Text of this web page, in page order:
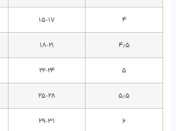
۴ ۱۵-۱۷
۴٫۵ ۱۸-۲۱
۵ ۲۲-۲۴
۵٫۵ ۲۵-۲۸
۶ ۲۹-۳۱